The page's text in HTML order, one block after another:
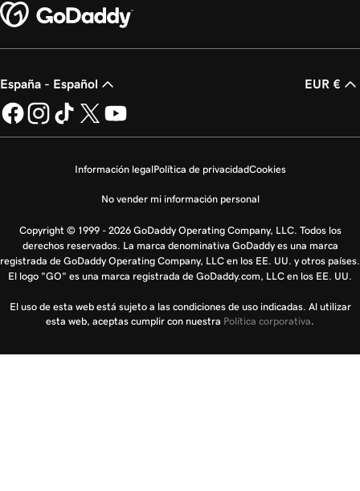
España - Español EUR €
Información legalPolítica de privacidadCookies
No vender mi información personal
Copyright © 1999 - 2026 GoDaddy Operating Company, LLC. Todos los
derechos reservados. La marca denominativa GoDaddy es una marca
registrada de GoDaddy Operating Company, LLC en los EE. UU. y otros países.
El logo "GO" es una marca registrada de GoDaddy.com, LLC en los EE. UU.
El uso de esta web está sujeto a las condiciones de uso indicadas. Al utilizar
esta web, aceptas cumplir con nuestra Política corporativa.